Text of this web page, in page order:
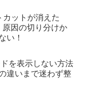
ットが消えた
因の切り分けか
い！
を表示しない方法
違いまで迷わず整